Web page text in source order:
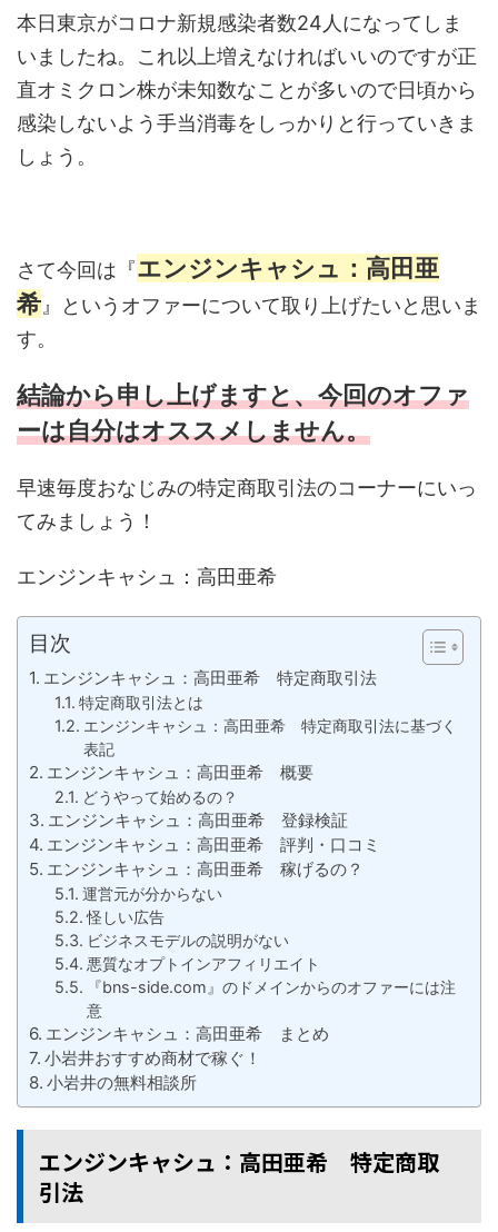
本日東京がコロナ新規感染者数24人になってしま
いましたね。これ以上増えなければいいのですが正
直オミクロン株が未知数なことが多いので日頃から
感染しないよう手当消毒をしっかりと行っていきま
しょう。
さて今回は『エンジンキャシュ：高田亜
希』というオファーについて取り上げたいと思いま
す。
結論から申し上げますと、今回のオファ
ーは自分はオススメしません。
早速毎度おなじみの特定商取引法のコーナーにいっ
てみましょう！
エンジンキャシュ：高田亜希
目次
エンジンキャシュ：高田亜希 特定商取引法
特定商取引法とは
エンジンキャシュ：高田亜希 特定商取引法に基づく
表記
エンジンキャシュ：高田亜希 概要
どうやって始めるの？
エンジンキャシュ：高田亜希 登録検証
エンジンキャシュ：高田亜希 評判・口コミ
エンジンキャシュ：高田亜希 稼げるの？
運営元が分からない
怪しい広告
ビジネスモデルの説明がない
悪質なオプトインアフィリエイト
『bns-side.com』のドメインからのオファーには注
意
エンジンキャシュ：高田亜希 まとめ
小岩井おすすめ商材で稼ぐ！
小岩井の無料相談所
エンジンキャシュ：高田亜希 特定商取
引法